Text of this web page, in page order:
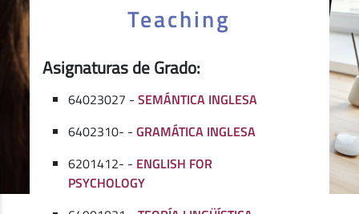
Teaching
Asignaturas de Grado:
64023027 -SEMÁNTICA INGLESA
6402310- -GRAMÁTICA INGLESA
6201412- - ENGLISH FOR
PSYCHOLOGY